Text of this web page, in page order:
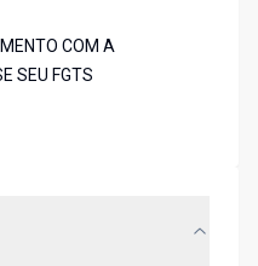
COM A
SEU FGTS